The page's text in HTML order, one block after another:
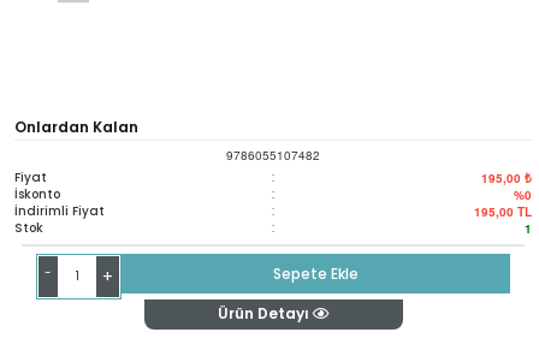
Onlardan Kalan
9786055107482
Fiyat : 195,00 ₺
İskonto : %0
İndirimli Fiyat : 195,00 TL
Stok : 1
- +
Sepete Ekle
Ürün Detayı